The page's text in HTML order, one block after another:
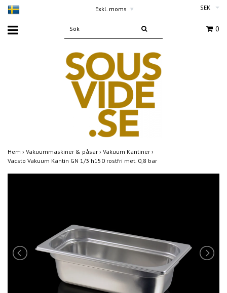
Exkl. moms ▾ SEK
0
Hem › Vakuummaskiner & påsar › Vakuum Kantiner ›
Vacsto Vakuum Kantin GN 1/3 h150 rostfri met. 0,8 bar